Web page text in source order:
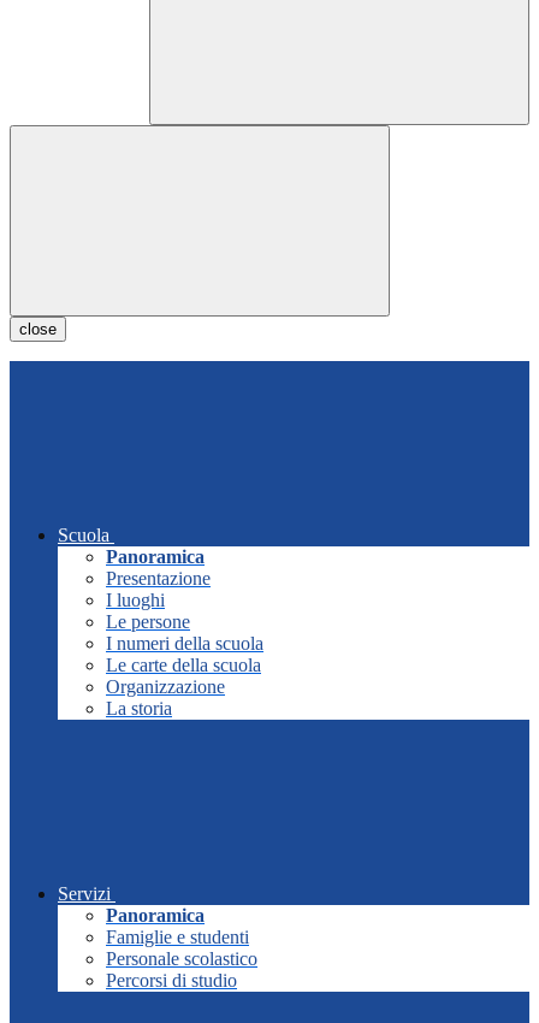
close
Scuola
Panoramica
Presentazione
I luoghi
Le persone
I numeri della scuola
Le carte della scuola
Organizzazione
La storia
Servizi
Panoramica
Famiglie e studenti
Personale scolastico
Percorsi di studio